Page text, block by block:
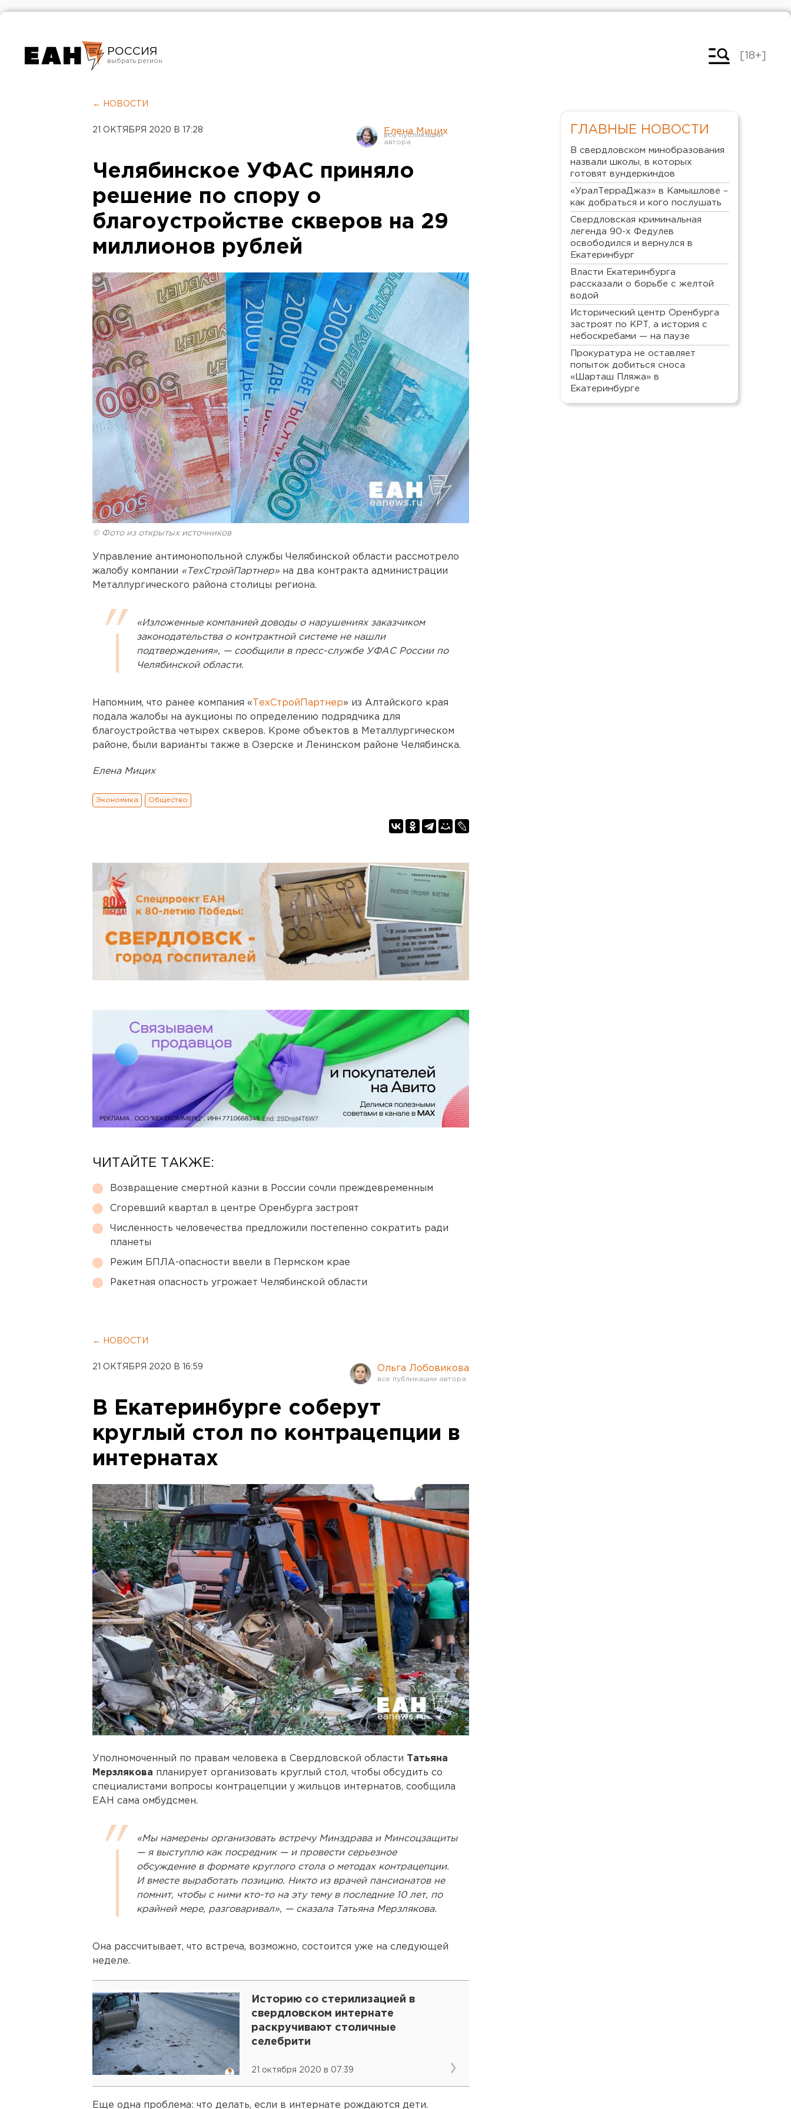
РОССИЯ
Челябинск
[18+]
← НОВОСТИ
21 ОКТЯБРЯ 2020 В 17:28 Елена Мицих
Челябинское УФАС приняло
решение по спору о
благоустройстве скверов на 29
миллионов рублей
© Фото из открытых источников
Управление антимонопольной службы Челябинской области рассмотрело
жалобу компании «ТехСтройПартнер» на два контракта администрации
Металлургического района столицы региона.
«Изложенные компанией доводы о нарушениях заказчиком
законодательства о контрактной системе не нашли
подтверждения», — сообщили в пресс-службе УФАС России по
Челябинской области.
Напомним, что ранее компания « ТехСтройПартнер» из Алтайского края
подала жалобы на аукционы по определению подрядчика для
благоустройства четырех скверов. Кроме объектов в Металлургическом
районе, были варианты также в Озерске и Ленинском районе Челябинска.
Елена Мицих
Экономика Общество
ЧИТАЙТЕ ТАКЖЕ:
Возвращение смертной казни в России сочли преждевременным
Сгоревший квартал в центре Оренбурга застроят
Численность человечества предложили постепенно сократить ради
планеты
Режим БПЛА-опасности ввели в Пермском крае
Ракетная опасность угрожает Челябинской области
← НОВОСТИ
21 ОКТЯБРЯ 2020 В 16:59 Ольга Лобовикова
В Екатеринбурге соберут
круглый стол по контрацепции в
интернатах
Уполномоченный по правам человека в Свердловской области Татьяна
Мерзлякова планирует организовать круглый стол, чтобы обсудить со
специалистами вопросы контрацепции у жильцов интернатов, сообщила
ЕАН сама омбудсмен.
«Мы намерены организовать встречу Минздрава и Минсоцзащиты
— я выступлю как посредник — и провести серьезное
обсуждение в формате круглого стола о методах контрацепции.
И вместе выработать позицию. Никто из врачей пансионатов не
помнит, чтобы с ними кто-то на эту тему в последние 10 лет, по
крайней мере, разговаривал», — сказала Татьяна Мерзлякова.
Она рассчитывает, что встреча, возможно, состоится уже на следующей
неделе.
Историю со стерилизацией в
свердловском интернате
раскручивают столичные
селебрити
21 октября 2020 в 07:39
Еще одна проблема: что делать, если в интернате рождаются дети.
ГЛАВНЫЕ НОВОСТИ
В свердловском минобразования
назвали школы, в которых
готовят вундеркиндов
«УралТерраДжаз» в Камышлове –
как добраться и кого послушать
Свердловская криминальная
легенда 90-х Федулев
освободился и вернулся в
Екатеринбург
Власти Екатеринбурга
рассказали о борьбе с желтой
водой
Исторический центр Оренбурга
застроят по КРТ, а история с
небоскребами — на паузе
Прокуратура не оставляет
попыток добиться сноса
«Шарташ Пляжа» в
Екатеринбурге